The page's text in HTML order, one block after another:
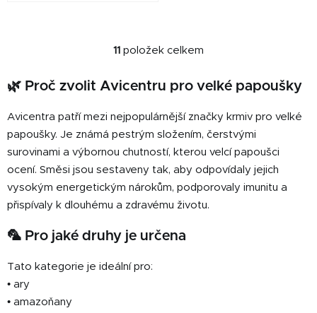
O
l
d
a
c
í
p
v
k
y
11 položek celkem
🌿 Proč zvolit Avicentru pro velké papoušky
Avicentra patří mezi nejpopulárnější značky krmiv pro velké
papoušky. Je známá pestrým složením, čerstvými
surovinami a výbornou chutností, kterou velcí papoušci
ocení. Směsi jsou sestaveny tak, aby odpovídaly jejich
vysokým energetickým nárokům, podporovaly imunitu a
přispívaly k dlouhému a zdravému životu.
🦜 Pro jaké druhy je určena
Tato kategorie je ideální pro:
• ary
• amazoňany